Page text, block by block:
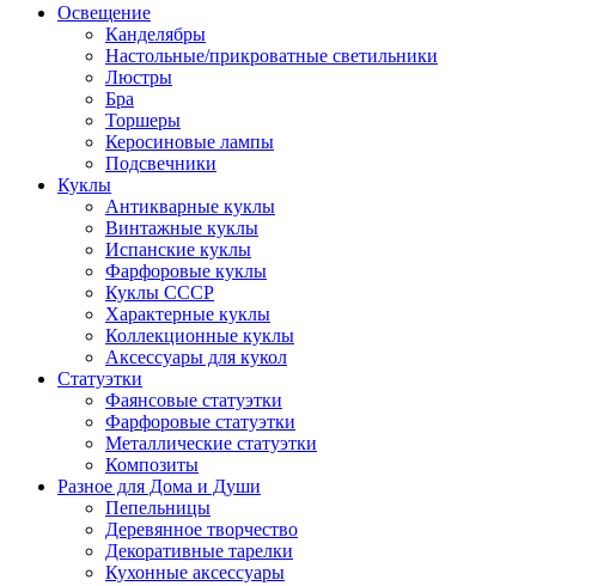
Освещение
Канделябры
Настольные/прикроватные светильники
Люстры
Бра
Торшеры
Керосиновые лампы
Подсвечники
Куклы
Антикварные куклы
Винтажные куклы
Испанские куклы
Фарфоровые куклы
Куклы СССР
Характерные куклы
Коллекционные куклы
Аксессуары для кукол
Статуэтки
Фаянсовые статуэтки
Фарфоровые статуэтки
Металлические статуэтки
Композиты
Разное для Дома и Души
Пепельницы
Деревянное творчество
Декоративные тарелки
Кухонные аксессуары